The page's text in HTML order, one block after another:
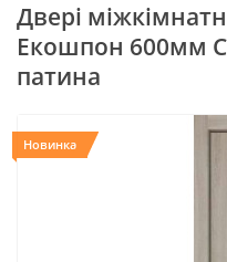
Двері
Екошпон 600мм
патина
Новинка